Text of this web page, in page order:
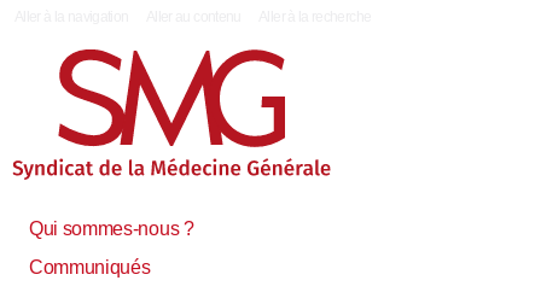
Qui sommes-nous ?
Communiqués